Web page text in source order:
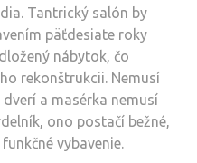
Tantrický salón by
päťdesiate roky
nábytok, čo
rekonštrukcii. Nemusí
a masérka nemusí
ono postačí bežné,
vybavenie.